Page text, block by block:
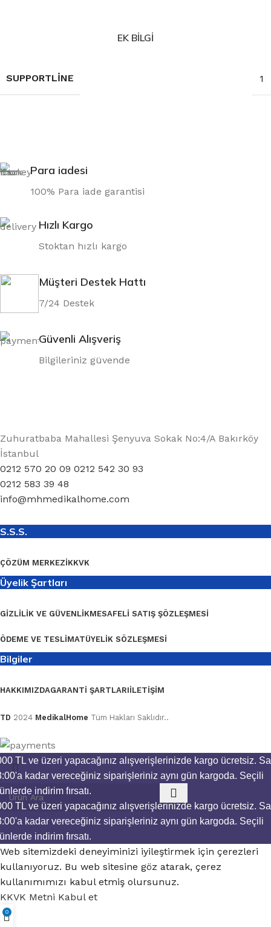
EK BILGI
SUPPORTLINE 1
Para iadesi
100% Para iade garantisi
Hızlı Kargo
Stoktan hızlı kargo
Müşteri Destek Hattı
7/24 Destek
Güvenli Alışveriş
Bilgileriniz güvende
Zuhuratbaba Mahallesi Şenyuva Sokak No:4/A Bakırköy
İstanbul
0212 570 20 09 0212 542 30 93
0212 583 39 48
info@mhmedikalhome.com
S.S.S.
ÇÖZÜM MERKEZIKKVK
Üyelik Şartları
GIZLILIK VE GÜVENLIKMESAFELI SATIŞ ŞÖZLEŞMESI
ÖDEME VE TESLIMATÜYELIK SÖZLEŞMESI
Bilgiler
HAKKIMIZDAGARANTI ŞARTLARIİLETIŞIM
TD 2024 MedikalHome Tüm Hakları Saklıdır..
TL ve üzeri yapacağınız alışverişlerinizde kargo ücretsiz.
kadar vereceğiniz siparişleriniz aynı gün kargoda. Seçili
indirim fırsatı.
TL ve üzeri yapacağınız alışverişlerinizde kargo ücretsiz.
kadar vereceğiniz siparişleriniz aynı gün kargoda. Seçili
indirim fırsatı.
Web sitemizdeki deneyiminizi iyileştirmek için çerezleri
kullanıyoruz. Bu web sitesine göz atarak, çerez
kullanımımızı kabul etmiş olursunuz.
KKVK Metni Kabul et
0